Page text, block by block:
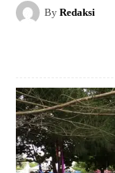
By Redaksi